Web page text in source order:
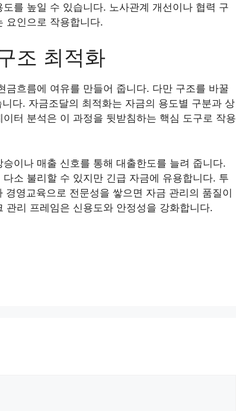
를 높일 수 있습니다. 노사관계 개선이나 협력 구
요인으로 작용합니다.
조 최적화
흐름에 여유를 만들어 줍니다. 다만 구조를 바꿀
다. 자금조달의 최적화는 자금의 용도별 구분과 상
터 분석은 이 과정을 뒷받침하는 핵심 도구로 작용
이나 매출 신호를 통해 대출한도를 늘려 줍니다.
소 불리할 수 있지만 긴급 자금에 유용합니다. 투
영교육으로 전문성을 쌓으면 자금 관리의 품질이
관리 프레임은 신용도와 안정성을 강화합니다.